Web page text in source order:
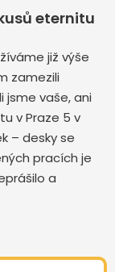
eternitu
již výše
zamezili
jsme vaše, ani
v Praze 5 v
– desky se
pracích je
a